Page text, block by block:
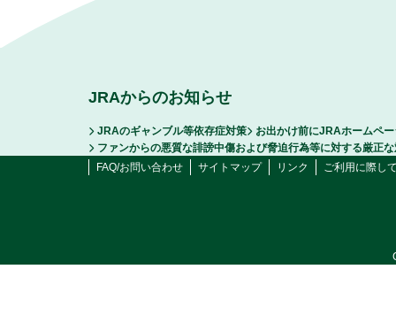
JRAからのお知らせ
JRAのギャンブル等依存症対策
お出かけ前にJRAホームペ
ファンからの悪質な誹謗中傷および脅迫行為等に対する厳正
FAQ/お問い合わせ
サイトマップ リンク ご利用に際し